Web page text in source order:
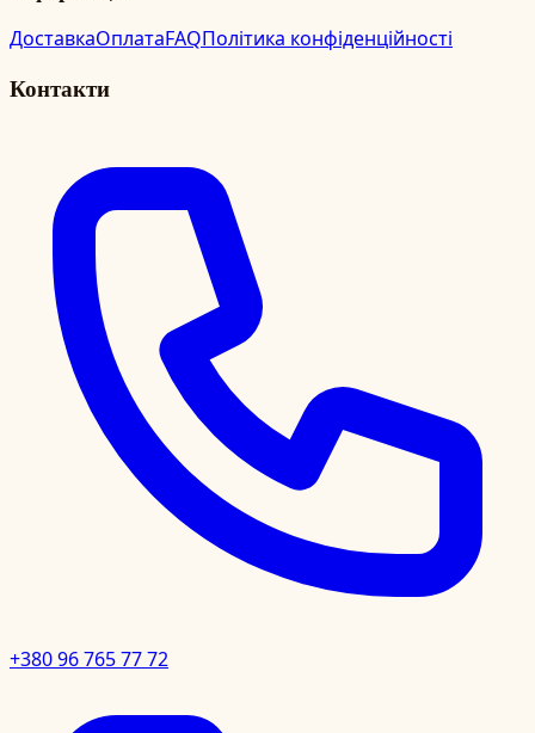
ДоставкаОплатаFAQПолітика конфіденційності
Контакти
+380 96 765 77 72